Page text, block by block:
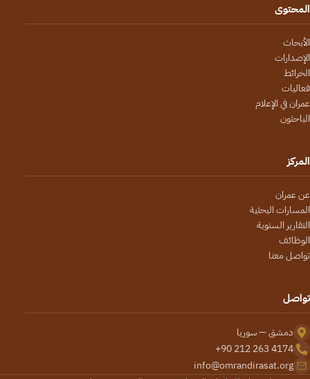
المحتوى
الأبحاث
الإصدارات
الخرائط
فعاليات
عمران في الإعلام
الباحثون
المركز
عن عمران
المسارات البحثية
التقارير السنوية
الوظائف
تواصل معنا
تواصل
دمشق — سوريا
+90 212 263 4174
info@omrandirasat.org